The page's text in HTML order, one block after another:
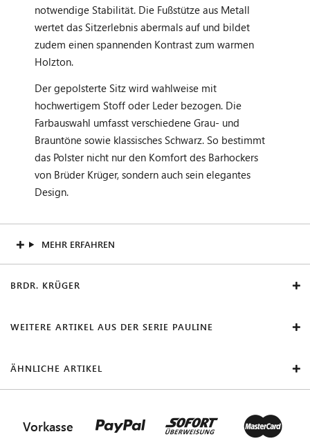
notwendige Stabilität. Die Fußstütze aus Metall
wertet das Sitzerlebnis abermals auf und bildet
zudem einen spannenden Kontrast zum warmen
Holzton.
Der gepolsterte Sitz wird wahlweise mit
hochwertigem Stoff oder Leder bezogen. Die
Farbauswahl umfasst verschiedene Grau- und
Brauntöne sowie klassisches Schwarz. So bestimmt
das Polster nicht nur den Komfort des Barhockers
von Brüder Krüger, sondern auch sein elegantes
Design.
MEHR ERFAHREN
BRDR. KRÜGER
WEITERE ARTIKEL AUS DER SERIE PAULINE
ÄHNLICHE ARTIKEL
Vorkasse